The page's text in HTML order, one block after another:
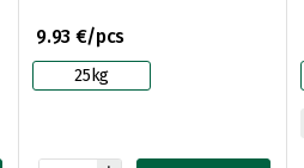
9.93 €/pcs
25kg